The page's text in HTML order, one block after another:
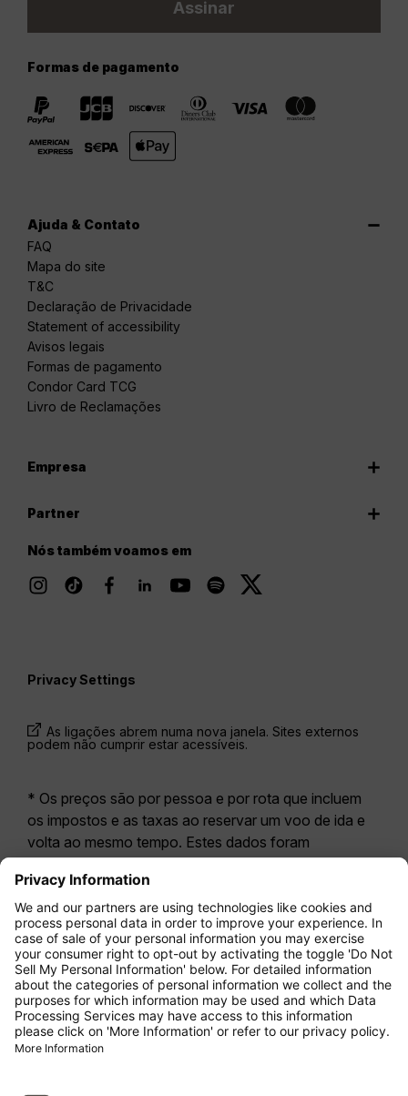
Assinar
Formas de pagamento
Ajuda & Contato
FAQ
Mapa do site
T&C
Declaração de Privacidade
Statement of accessibility
Avisos legais
Formas de pagamento
Condor Card TCG
Livro de Reclamações
Empresa
Partner
Nós também voamos em
Privacy Settings
As ligações abrem numa nova janela. Sites externos
podem não cumprir estar acessíveis.
* Os preços são por pessoa e por rota que incluem
os impostos e as taxas ao reservar um voo de ida e
volta ao mesmo tempo. Estes dados foram
estar atualizados. As tarifas apresentadas para a
Economy Class correspondem geralmente à
Economy Zero, a nossa opção tarifária mais restritiva.
Poderão aplicar-se taxas adicionais parabagagem
registadaou outros serviços opcionais. Aplicam-se
osTermos e Condições Gerais de Transporte
(T&C).